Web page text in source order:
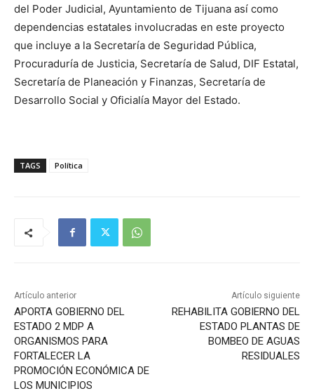
del Poder Judicial, Ayuntamiento de Tijuana así como
dependencias estatales involucradas en este proyecto
que incluye a la Secretaría de Seguridad Pública,
Procuraduría de Justicia, Secretaría de Salud, DIF Estatal,
Secretaría de Planeación y Finanzas, Secretaría de
Desarrollo Social y Oficialía Mayor del Estado.
TAGS Política
Artículo anterior
APORTA GOBIERNO DEL
ESTADO 2 MDP A
ORGANISMOS PARA
FORTALECER LA
PROMOCIÓN ECONÓMICA DE
LOS MUNICIPIOS
Artículo siguiente
REHABILITA GOBIERNO DEL
ESTADO PLANTAS DE
BOMBEO DE AGUAS
RESIDUALES